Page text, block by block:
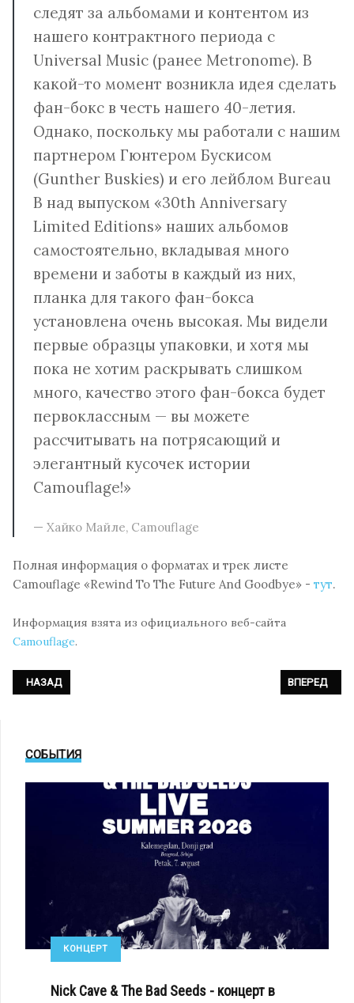
следят за альбомами и контентом из
нашего контрактного периода с
Universal Music (ранее Metronome). В
какой-то момент возникла идея сделать
фан-бокс в честь нашего 40-летия.
Однако, поскольку мы работали с нашим
партнером Гюнтером Бускисом
(Gunther Buskies) и его лейблом Bureau
B над выпуском «30th Anniversary
Limited Editions» наших альбомов
самостоятельно, вкладывая много
времени и заботы в каждый из них,
планка для такого фан-бокса
установлена очень высокая. Мы видели
первые образцы упаковки, и хотя мы
пока не хотим раскрывать слишком
много, качество этого фан-бокса будет
первоклассным — вы можете
рассчитывать на потрясающий и
элегантный кусочек истории
Camouflage!»
Хайко Майле, Camouflage
Полная информация о форматах и трек листе
Camouflage «Rewind To The Future And Goodbye» - тут.
Информация взята из официального веб-сайта
Camouflage.
ПРЕДЫДУЩИЙ: PET SHOP BOYS АНОНСИРОВАЛИ СВОЙ НОВЫЙ
НАЗАД СЛЕДУЮЩИЙ:
ВПЕРЕД
СОБЫТИЯ
КОНЦЕРТ
Nick Cave & The Bad Seeds - концерт в